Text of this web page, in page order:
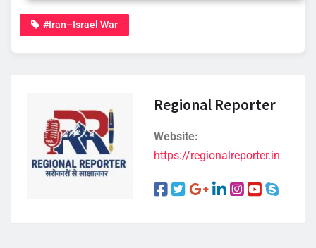
#Iran–Israel War
Regional Reporter
Website:
https://regionalreporter.in